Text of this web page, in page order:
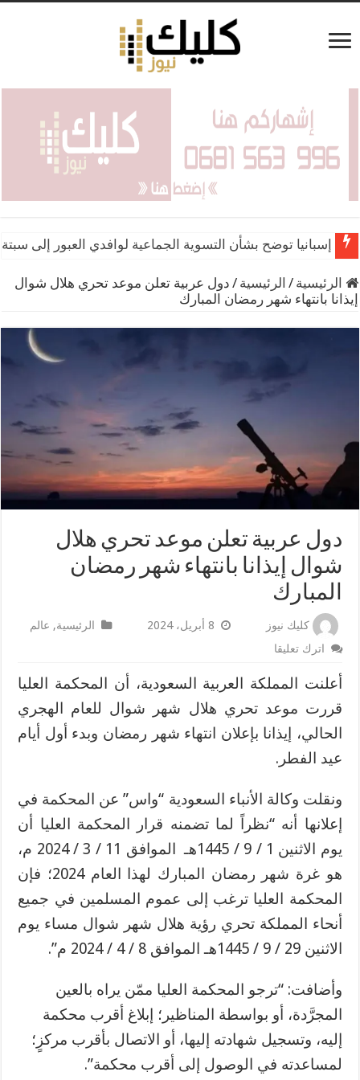
إسبانيا توضح بشأن التسوية الجماعية لوافدي العبور إلى
الرئيسية / الرئيسية / دول عربية تعلن موعد تحري هلال شوال
إيذانا بانتهاء شهر رمضان المبارك
دول عربية تعلن موعد تحري هلال
شوال إيذانا بانتهاء شهر رمضان
المبارك
كليك نيوز 8 أبريل، 2024 الرئيسية, عالم
اترك تعليقا
أعلنت المملكة العربية السعودية، أن المحكمة العليا
قررت موعد تحري هلال شهر شوال للعام الهجري
الحالي، إيذانا بإعلان انتهاء شهر رمضان وبدء أول أيام
عيد الفطر.
ونقلت وكالة الأنباء السعودية “واس” عن المحكمة في
إعلانها أنه “نظراً لما تضمنه قرار المحكمة العليا أن
يوم الاثنين 1 / 9 / 1445هـ الموافق 11 / 3 / 2024 م،
هو غرة شهر رمضان المبارك لهذا العام 2024؛ فإن
المحكمة العليا ترغب إلى عموم المسلمين في جميع
أنحاء المملكة تحري رؤية هلال شهر شوال مساء يوم
الاثنين 29 / 9 / 1445هـ الموافق 8 / 4 / 2024 م”.
وأضافت: “ترجو المحكمة العليا ممّن يراه بالعين
المجرَّدة، أو بواسطة المناظير؛ إبلاغ أقرب محكمة
إليه، وتسجيل شهادته إليها، أو الاتصال بأقرب مركزٍ؛
لمساعدته في الوصول إلى أقرب محكمة”.